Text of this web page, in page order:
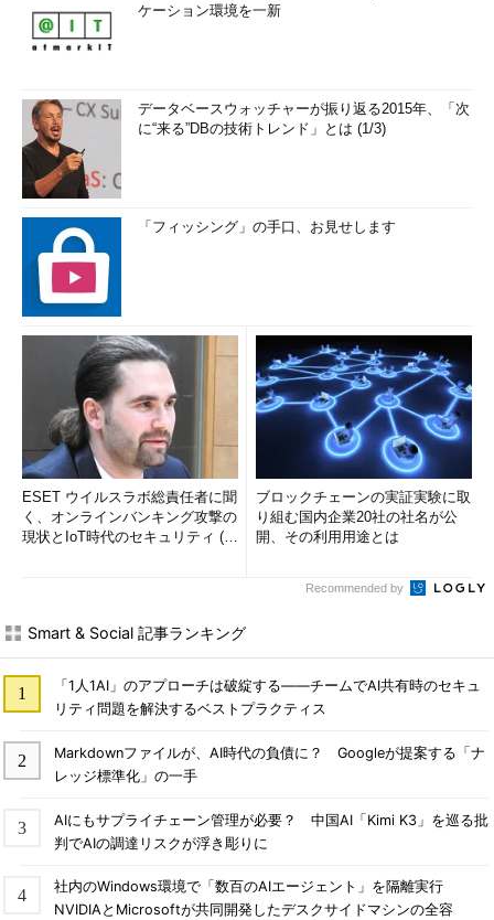
ケーション環境を一新
データベースウォッチャーが振り返る2015年、「次
に“来る”DBの技術トレンド」とは (1/3)
「フィッシング」の手口、お見せします
ESET ウイルスラボ総責任者に聞
く、オンラインバンキング攻撃の
現状とIoT時代のセキュリティ (1/
ブロックチェーンの実証実験に取
り組む国内企業20社の社名が公
開、その利用用途とは
Recommended by
Smart & Social 記事ランキング
「1人1AI」のアプローチは破綻する――チームでAI共有時のセキュ
リティ問題を解決するベストプラクティス
Markdownファイルが、AI時代の負債に？ Googleが提案する「ナ
レッジ標準化」の一手
AIにもサプライチェーン管理が必要？ 中国AI「Kimi K3」を巡る批
判でAIの調達リスクが浮き彫りに
社内のWindows環境で「数百のAIエージェント」を隔離実行
NVIDIAとMicrosoftが共同開発したデスクサイドマシンの全容